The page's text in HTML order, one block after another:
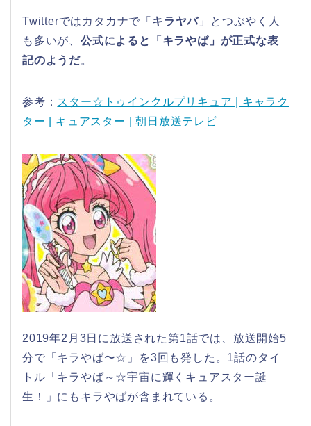
Twitterではカタカナで「 キラヤバ 」とつぶやく人
も多いが、 公式によると「キラやば」が正式な表
記のようだ。
参考： スター☆トゥインクルプリキュア | キャラク
ター | キュアスター | 朝日放送テレビ
2019年2月3日に放送された第1話では、放送開始5
分で「キラやば〜☆」を3回も発した。1話のタイ
トル「キラやば～☆宇宙に輝くキュアスター誕
生！」にもキラやばが含まれている。